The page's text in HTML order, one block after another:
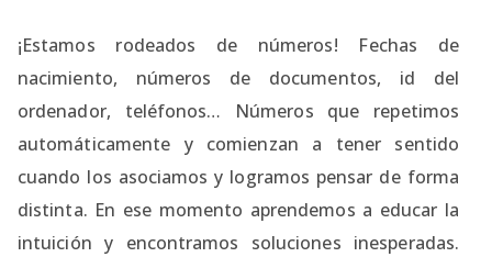
¡Estamos rodeados de números! Fechas de
nacimiento, números de documentos, id del
ordenador, teléfonos… Números que repetimos
automáticamente y comienzan a tener sentido
cuando los asociamos y logramos pensar de forma
distinta. En ese momento aprendemos a educar la
intuición y encontramos soluciones inesperadas.